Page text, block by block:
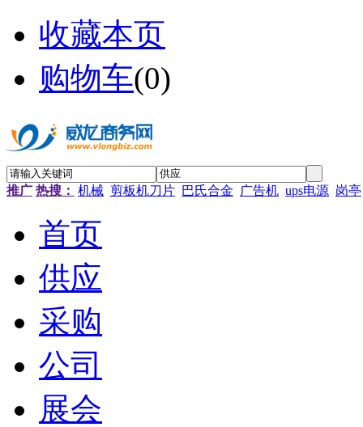
收藏本页
购物车(0)
推广 热搜： 机械 剪板机刀片 巴氏合金 广告机 ups电源 岗亭
首页
供应
采购
公司
展会